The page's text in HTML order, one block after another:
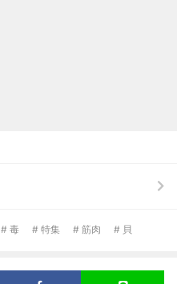
# 毒 # 特集 # 筋肉 # 貝